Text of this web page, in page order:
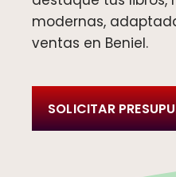
modernas,
ventas en Beniel.
SOLICITAR